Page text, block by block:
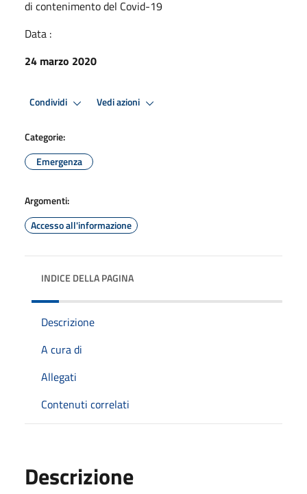
di contenimento del Covid-19
Data :
24 marzo 2020
Condividi Vedi azioni
Categorie:
Emergenza
Argomenti:
Accesso all'informazione
INDICE DELLA PAGINA
Descrizione
A cura di
Allegati
Contenuti correlati
Descrizione